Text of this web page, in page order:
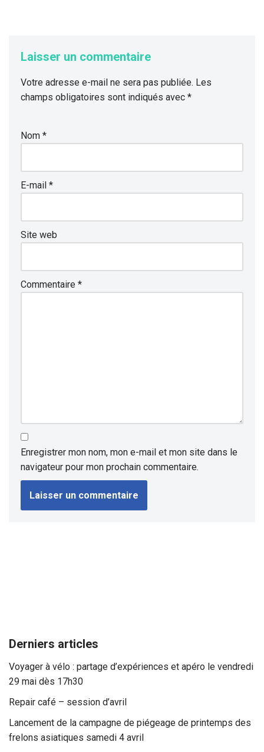
Laisser un commentaire
Votre adresse e-mail ne sera pas publiée. Les
champs obligatoires sont indiqués avec *
Nom *
E-mail *
Site web
Commentaire *
Enregistrer mon nom, mon e-mail et mon site dans le
navigateur pour mon prochain commentaire.
Derniers articles
Voyager à vélo : partage d’expériences et apéro le vendredi
29 mai dès 17h30
Repair café – session d’avril
Lancement de la campagne de piégeage de printemps des
frelons asiatiques samedi 4 avril